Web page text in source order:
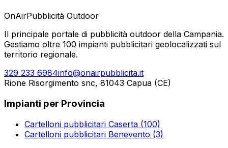
OnAirPubblicità Outdoor
Il principale portale di pubblicità outdoor della Campania.
Gestiamo oltre 100 impianti pubblicitari geolocalizzati sul
territorio regionale.
329 233 6984info@onairpubblicita.it
Rione Risorgimento snc, 81043 Capua (CE)
Impianti per Provincia
Cartelloni pubblicitari Caserta (100)
Cartelloni pubblicitari Benevento (3)